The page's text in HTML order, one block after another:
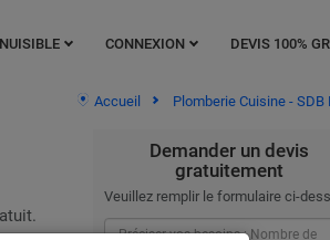
NUISIBLE CONNEXION DEVIS 100%
Accueil Plomberie Cuisine - SDB
Demander un devis
gratuitement
Veuillez remplir le formulaire ci-